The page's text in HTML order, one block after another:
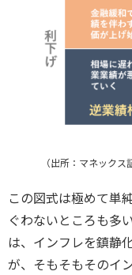
（出所：マネックス
この図式は極めて単
ぐわないところも多
は、インフレを鎮静
が、そもそもそのイ